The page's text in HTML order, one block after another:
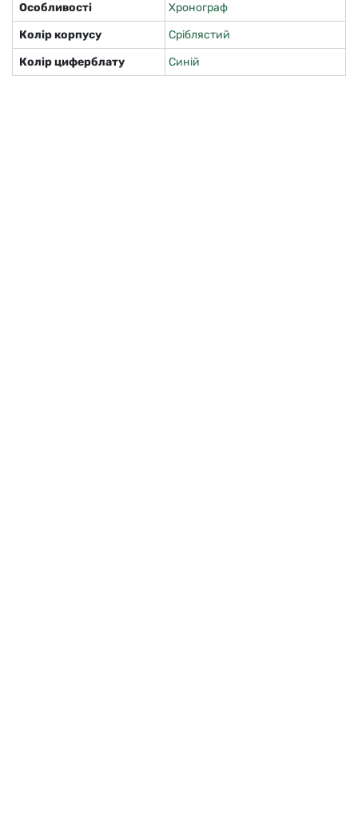
Особливості
Хронограф
Колір корпусу
Сріблястий
Колір циферблату
Синій